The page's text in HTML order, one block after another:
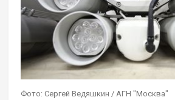
Фото: Сергей Ведяшкин / АГН "Москва"